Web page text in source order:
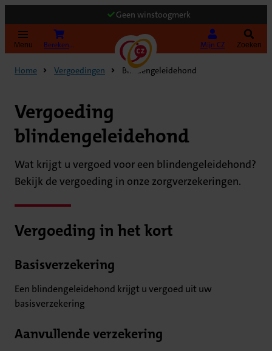
Geen winstoogmerk
Menu Bereken uw premie Mijn CZ Zoeken
Home Vergoedingen Blindengeleidehond
Vergoeding
blindengeleidehond
Wat krijgt u vergoed voor een blindengeleidehond?
Bekijk de vergoeding in onze zorgverzekeringen.
Vergoeding in het kort
Basisverzekering
Een blindengeleidehond krijgt u vergoed uit uw
basisverzekering
Aanvullende verzekering